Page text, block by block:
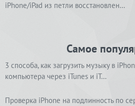
iPhone/iPad из петли восстановлен…
Самое
3 способа, как загрузить музыку в
компьютера через iTunes и iT…
Проверка iPhone на подлинность по